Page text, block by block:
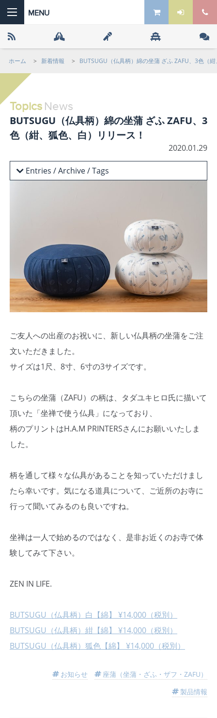
ZEN
ホーム > 新着情報 > BUTSUGU（仏具柄）綿の坐蒲 ざふ ZAFU、3色（
Topics News
BUTSUGU（仏具柄）綿の坐蒲 ざふ ZAFU、3
色（紺、狐色、白）リリース！
2020.01.29
Entries / Archive / Tags
ご友人への出産のお祝いに、新しい仏具柄の坐蒲をご注
文いただきました。
サイズは1尺、8寸、6寸の3サイズです。
こちらの坐蒲（ZAFU）の柄は、タダユキヒロ氏に描いて
頂いた「坐禅で使う仏具」になっており、
柄のプリントはH.A.M PRINTERSさんにお願いいたしま
した。
柄を通して様々な仏具があることを知っていただけまし
たら幸いです。気になる道具について、ご近所のお寺に
行って聞いてみるのも良いですね。
坐禅は一人で始めるのではなく、是非お近くのお寺で体
験してみて下さい。
ZEN IN LIFE.
BUTSUGU（仏具柄）白【綿】 ¥14,000（税別）
BUTSUGU（仏具柄）紺【綿】 ¥14,000（税別）
BUTSUGU（仏具柄）狐色【綿】 ¥14,000（税別）
お知らせ
座蒲（坐蒲・ざふ・ザフ・ZAFU）
製品情報